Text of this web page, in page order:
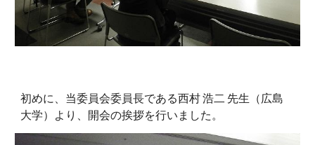
初めに、当委員会委員長である西村 浩二 先生（広島
大学）より、開会の挨拶を行いました。